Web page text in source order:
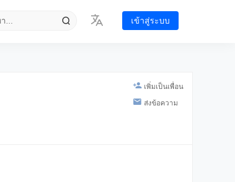
เข้าสู่ระบบ
เพิ่มเป็นเพื่อน
ส่งข้อความ